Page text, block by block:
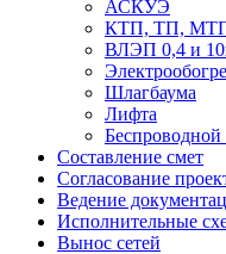
АСКУЭ
КТП, ТП,
ВЛЭП 0,4 и
Шлагбаума
Лифта
Беспроводной
Составление смет
Согласование
Ведение
Исполнительные
Вынос сетей